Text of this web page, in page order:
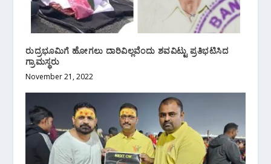
ರುದ್ರಭೂಮಿಗೆ ಹೋಗಲು ದಾರಿವಿಲ್ಲವೆಂದು ಶವವಿಟ್ಟು ಪ್ರತಿಭಟಿಸಿದ
ಗ್ರಾಮಸ್ಥರು
November 21, 2022